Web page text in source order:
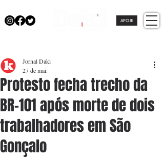
APOIE
Protesto fecha trecho da
BR-101 após morte de dois
trabalhadores em São
Gonçalo
Jornal Daki
27 de mai.